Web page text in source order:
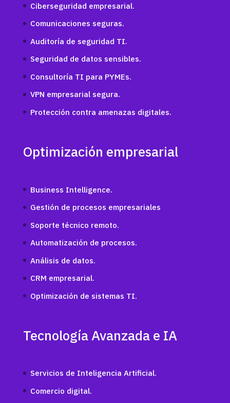
Ciberseguridad empresarial.
Comunicaciones seguras.
Auditoría de seguridad TI.
Seguridad de datos sensibles.
Consultoría TI para PYMEs.
VPN empresarial segura.
Protección contra amenazas digitales.
Optimización empresarial
Business Intelligence.
Gestión de procesos empresariales
Soporte técnico remoto.
Automatización de procesos.
Análisis de datos.
CRM empresarial.
Optimización de sistemas TI.
Tecnología Avanzada e IA
Servicios de Inteligencia Artificial.
Comercio digital.